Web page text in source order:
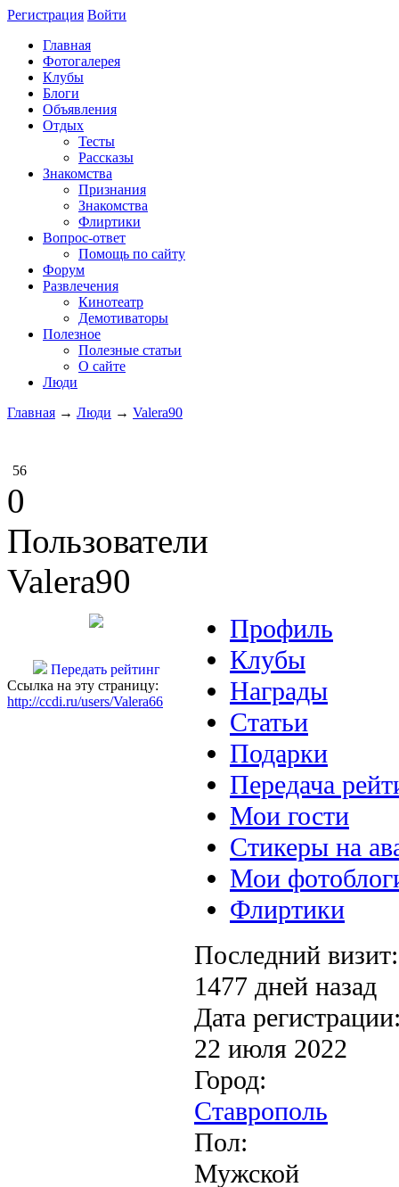
Регистрация Войти
Главная
Фотогалерея
Клубы
Блоги
Объявления
Отдых
Тесты
Рассказы
Знакомства
Признания
Знакомства
Флиртики
Вопрос-ответ
Помощь по сайту
Форум
Развлечения
Кинотеатр
Демотиваторы
Полезное
Полезные статьи
О сайте
Люди
Главная → Люди → Valera90
56
0
Пользователи
Valera90
Передать рейтинг
Ссылка на эту страницу:
http://ccdi.ru/users/Valera66
Профиль
Клубы
Награды
Статьи
Подарки
Передача
Мои гости
Стикеры на
Мои
Флиртики
Последний визит:
1477 дней назад
Дата
22 июля 2022
Город:
Ставрополь
Пол:
Мужской